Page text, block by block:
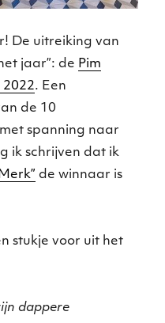
De uitreiking van
jaar”: de Pim
. Een
de 10
spanning naar
ik schrijven dat ik
de winnaar is
stukje voor uit het
dappere